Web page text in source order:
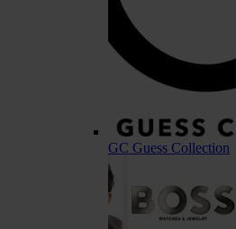
GC Guess Collection